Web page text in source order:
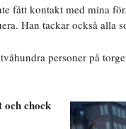
fått kontakt med mina
Han tackar också alla
personer på
och chock